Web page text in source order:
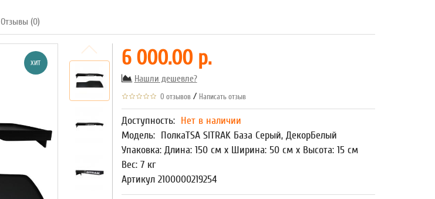
Отзывы (0)
ХИТ 6 000.00 р.
Нашли дешевле?
0 отзывов / Написать отзыв
Доступность: Нет в наличии
Модель: ПолкаTSA SITRAK База Серый, ДекорБелый
Упаковка: Длина: 150 см x Ширина: 50 см x Высота: 15 см
Вес: 7 кг
Артикул 2100000219254